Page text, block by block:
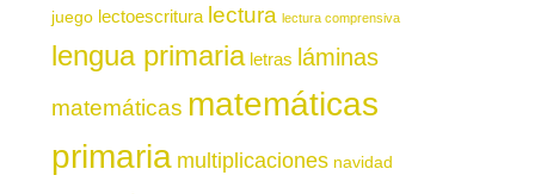
juego lectoescritura lectura lectura comprensiva
lengua primaria letras láminas
matemáticas matemáticas
primaria multiplicaciones navidad